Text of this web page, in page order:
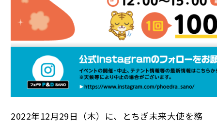
2022年12月29日（木）に、とちぎ未来大使を務